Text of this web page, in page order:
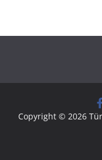
Copyright © 2026